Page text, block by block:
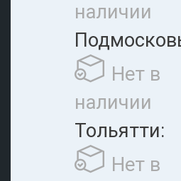
наличии
Нет в
наличии
Тольятти:
Нет в